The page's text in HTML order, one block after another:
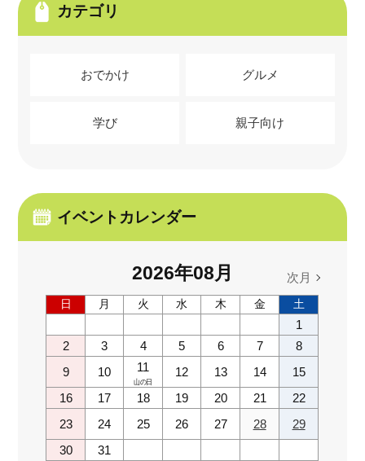
カテゴリ
おでかけ グルメ
学び 親子向け
イベントカレンダー
2026年08 月 次月
日 月 火 水 木 金 土
1
2
3 4 5 6 7
8
9
10 11
山の日
12 13 14
15
16
17 18 19 20 21
22
23
24 25 26 27 28
29
30
31